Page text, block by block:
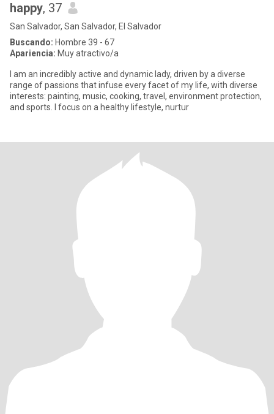
happy, 37
San Salvador, San Salvador, El Salvador
Buscando: Hombre 39 - 67
Apariencia: Muy atractivo/a
I am an incredibly active and dynamic lady, driven by a diverse
range of passions that infuse every facet of my life, with diverse
interests: painting, music, cooking, travel, environment protection,
and sports. I focus on a healthy lifestyle, nurtur